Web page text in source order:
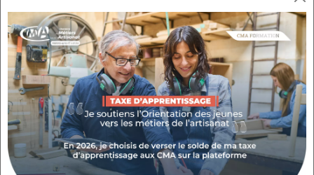
conçus pour nourrir votre esprit créatif et
renforcer votre capacité àinnover.
QU'EST-CE QU'UN FABLAB /
MAKERSPACE ?
Un FabLab(Fabrication Laboratory) est un espace
collaboratif de fabrication numérique. Ces lieux